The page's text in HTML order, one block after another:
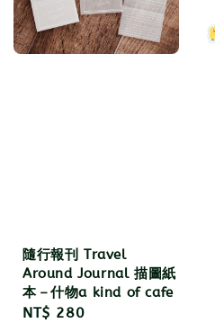
隨行報刊 Travel
Around Journal 描圖紙
本－什物a kind of cafe
Regular
NT$ 280